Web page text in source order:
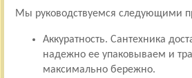
Мы руководствуемся следующими
Аккуратность. Сантехника
надежно ее упаковываем и
максимально бережно.